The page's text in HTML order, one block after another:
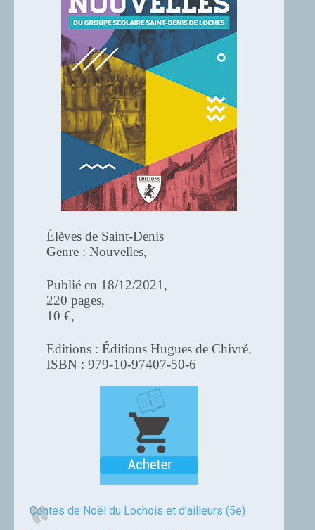
Élèves de Saint-Denis
Genre : Nouvelles,
Publié en 18/12/2021,
220 pages,
10 €,
Editions : Éditions Hugues de Chivré,
ISBN : 979-10-97407-50-6
Contes de Noël du Lochois et d’ailleurs (5e)